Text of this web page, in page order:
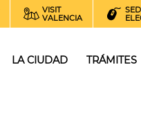
VISIT
VALENCIA
LA CIUDAD TRÁMITES